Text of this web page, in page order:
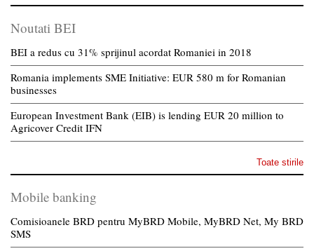
Noutati BEI
BEI a redus cu 31% sprijinul acordat Romaniei in 2018
Romania implements SME Initiative: EUR 580 m for Romanian
businesses
European Investment Bank (EIB) is lending EUR 20 million to
Agricover Credit IFN
Toate stirile
Mobile banking
Comisioanele BRD pentru MyBRD Mobile, MyBRD Net, My BRD
SMS